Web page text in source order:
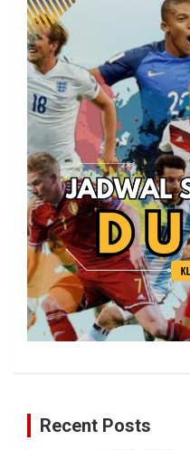
Recent Posts